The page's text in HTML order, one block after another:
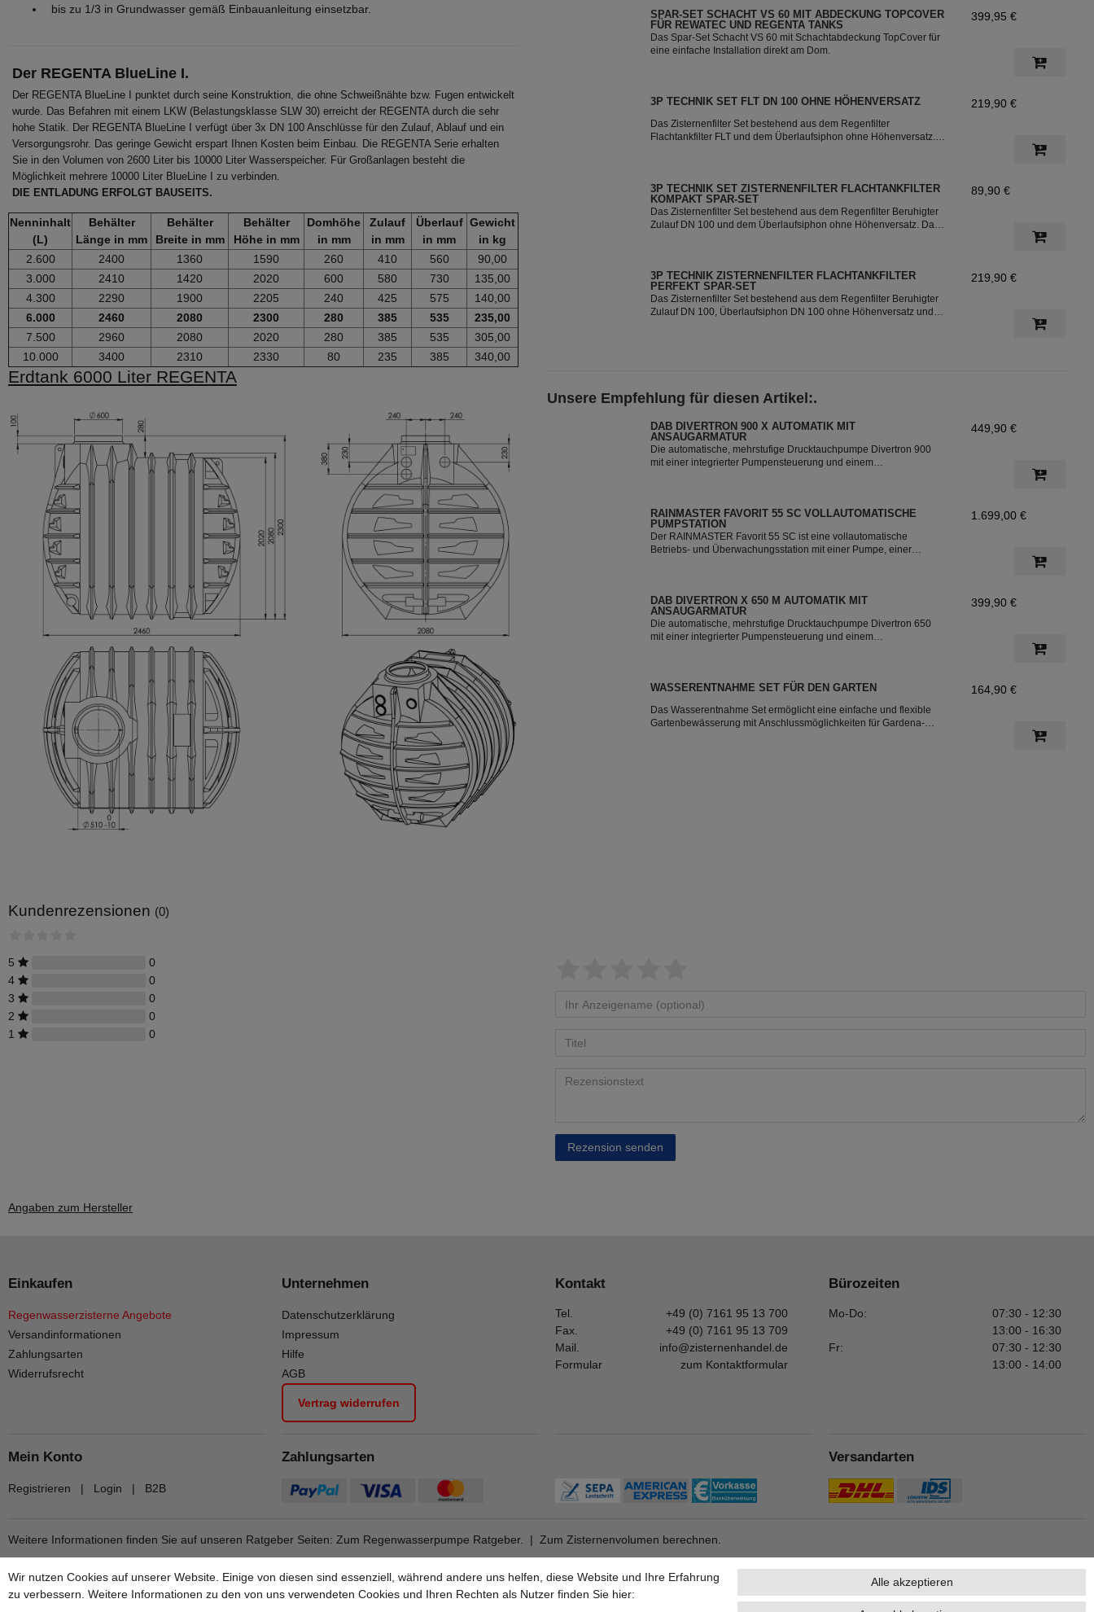
bis zu 1/3 in Grundwasser gemäß Einbauanleitung einsetzbar.
Der REGENTA BlueLine I.
Der REGENTA BlueLine I punktet durch seine Konstruktion, die ohne Schweißnähte bzw. Fugen entwickelt
wurde. Das Befahren mit einem LKW (Belastungsklasse SLW 30) erreicht der REGENTA durch die sehr
hohe Statik. Der REGENTA BlueLine I verfügt über 3x DN 100 Anschlüsse für den Zulauf, Ablauf und ein
Versorgungsrohr. Das geringe Gewicht erspart Ihnen Kosten beim Einbau. Die REGENTA Serie erhalten
Sie in den Volumen von 2600 Liter bis 10000 Liter Wasserspeicher. Für Großanlagen besteht die
Möglichkeit mehrere 10000 Liter BlueLine I zu verbinden.
DIE ENTLADUNG ERFOLGT BAUSEITS.
Nenninhalt
(L)
Behälter
Länge in mm
Behälter
Breite in mm
Behälter
Höhe in mm
Domhöhe
in mm
Zulauf
in mm
Überlauf
in mm
Gewicht
in kg
2.600
2400 1360 1590 260 410 560
90,00
3.000
2410 1420 2020 600 580 730
135,00
4.300
2290 1900 2205 240 425 575
140,00
6.000
2460 2080 2300 280 385 535
235,00
7.500
2960 2080 2020 280 385 535
305,00
10.000
3400 2310 2330 80 235 385 340,00
Erdtank 6000 Liter REGENTA
SPAR-SET SCHACHT VS 60 MIT ABDECKUNG TOPCOVER
FÜR REWATEC UND REGENTA TANKS
Das Spar-Set Schacht VS 60 mit Schachtabdeckung TopCover für
eine einfache Installation direkt am Dom.
399,95 €
3P TECHNIK SET FLT DN 100 OHNE HÖHENVERSATZ
Das Zisternenfilter Set bestehend aus dem Regenfilter
Flachtankfilter FLT und dem Überlaufsiphon ohne Höhenversatz.
219,90 €
3P TECHNIK SET ZISTERNENFILTER FLACHTANKFILTER
KOMPAKT SPAR-SET
Das Zisternenfilter Set bestehend aus dem Regenfilter Beruhigter
Zulauf DN 100 und dem Überlaufsiphon ohne Höhenversatz. Das
89,90 €
3P TECHNIK ZISTERNENFILTER FLACHTANKFILTER
PERFEKT SPAR-SET
Das Zisternenfilter Set bestehend aus dem Regenfilter Beruhigter
Zulauf DN 100, Überlaufsiphon DN 100 ohne Höhenversatz und
219,90 €
Unsere Empfehlung für diesen Artikel:.
DAB DIVERTRON 900 X AUTOMATIK MIT
ANSAUGARMATUR
Die automatische, mehrstufige Drucktauchpumpe Divertron 900
mit einer integrierter Pumpensteuerung und einem
449,90 €
RAINMASTER FAVORIT 55 SC VOLLAUTOMATISCHE
PUMPSTATION
Der RAINMASTER Favorit 55 SC ist eine vollautomatische
Betriebs- und Überwachungsstation mit einer Pumpe, einer
1.699,00 €
DAB DIVERTRON X 650 M AUTOMATIK MIT
ANSAUGARMATUR
Die automatische, mehrstufige Drucktauchpumpe Divertron 650
mit einer integrierter Pumpensteuerung und einem
399,90 €
WASSERENTNAHME SET FÜR DEN GARTEN
Das Wasserentnahme Set ermöglicht eine einfache und flexible
Gartenbewässerung mit Anschlussmöglichkeiten für Gardena-
164,90 €
Kundenrezensionen (0)
5
0
4
0
3
0
2
0
1
0
Rezension senden
Angaben zum Hersteller
Einkaufen
Regenwasserzisterne Angebote
Versandinformationen
Zahlungsarten
Widerrufsrecht
Unternehmen
Datenschutzerklärung
Impressum
Hilfe
AGB
Vertrag widerrufen
Kontakt
Tel.
+49 (0) 7161 95 13 700
Fax.
+49 (0) 7161 95 13 709
Mail.
info@zisternenhandel.de
Formular
zum Kontaktformular
Bürozeiten
Mo-Do:
07:30 - 12:30
13:00 - 16:30
Fr:
07:30 - 12:30
13:00 - 14:00
Mein Konto
Registrieren | Login | B2B
Zahlungsarten Versandarten
Weitere Informationen finden Sie auf unseren Ratgeber Seiten: Zum Regenwasserpumpe Ratgeber. | Zum Zisternenvolumen berechnen.
Wir nutzen Cookies auf unserer Website. Einige von diesen sind essenziell, während andere uns helfen, diese Website und Ihre Erfahrung
zu verbessern. Weitere Informationen zu den von uns verwendeten Cookies und Ihren Rechten als Nutzer finden Sie hier:
Alle akzeptieren